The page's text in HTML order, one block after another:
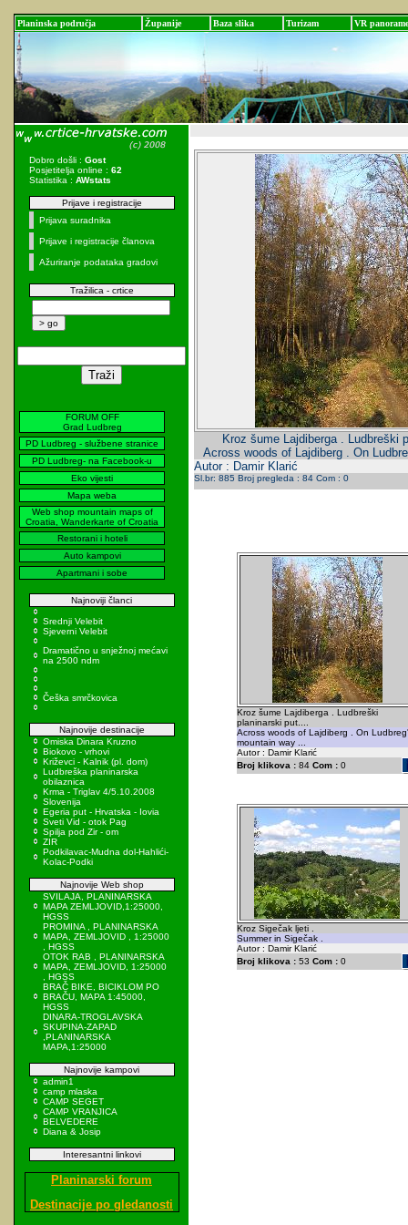
Planinska područja Županije Baza slika Turizam VR panorame
Dobro došli : Gost
Posjetitelja online : 62
Statistika : AWstats
Prijave i registracije
Prijava suradnika
Prijave i registracije članova
Ažuriranje podataka gradovi
Tražilica - crtice
FORUM OFF
Grad Ludbreg
PD Ludbreg - službene stranice
PD Ludbreg- na Facebook-u
Eko vijesti
Mapa weba
Web shop mountain maps of
Croatia, Wanderkarte of Croatia
Restorani i hoteli
Auto kampovi
Apartmani i sobe
Najnoviji članci
Srednji Velebit
Sjeverni Velebit
Dramatično u snježnoj mećavi
na 2500 ndm
Češka smrčkovica
Najnovije destinacije
Omiska Dinara Kruzno
Biokovo - vrhovi
Križevci - Kalnik (pl. dom)
Ludbreška planinarska
obilaznica
Krma - Triglav 4/5.10.2008
Slovenija
Egeria put - Hrvatska - Iovia
Sveti Vid - otok Pag
Spilja pod Zir - om
ZIR
Podkilavac-Mudna dol-Hahlići-
Kolac-Podki
Najnovije Web shop
SVILAJA, PLANINARSKA
MAPA ZEMLJOVID,1:25000,
HGSS
PROMINA , PLANINARSKA
MAPA, ZEMLJOVID , 1:25000
, HGSS
OTOK RAB , PLANINARSKA
MAPA, ZEMLJOVID, 1:25000
, HGSS
BRAČ BIKE, BICIKLOM PO
BRAČU, MAPA 1:45000,
HGSS
DINARA-TROGLAVSKA
SKUPINA-ZAPAD
,PLANINARSKA
MAPA,1:25000
Najnovije kampovi
admin1
camp mlaska
CAMP SEGET
CAMP VRANJICA
BELVEDERE
Diana & Josip
Interesantni linkovi
Planinarski forum
Destinacije po gledanosti
Kroz šume Lajdiberga . Ludbreški
Across woods of Lajdiberg . On
Autor : Damir Klarić
Sl.br: 885 Broj pregleda : 84 Com : 0
Kroz šume Lajdiberga . Ludbreški
planinarski put....
Across woods of Lajdiberg . On
mountain way ...
Autor : Damir Klarić
Broj klikova :84 Com :0
Kroz Sigečak ljeti .
Summer in Sigečak .
Autor : Damir Klarić
Broj klikova :53 Com :0